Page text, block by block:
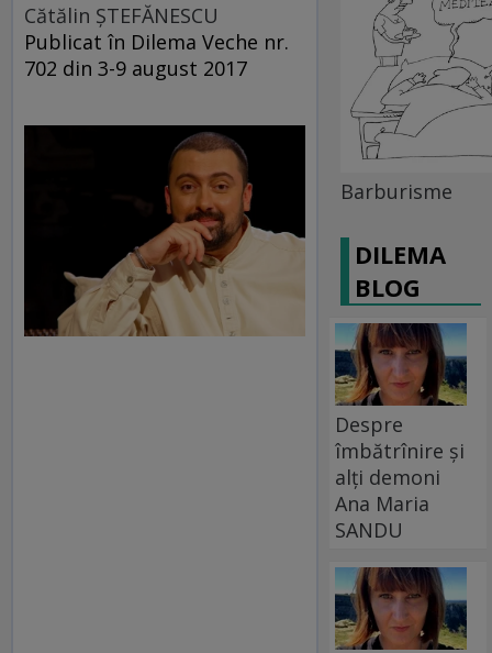
Cătălin ŞTEFĂNESCU
Publicat în Dilema Veche nr.
702 din 3-9 august 2017
Barburisme
DILEMA
BLOG
Despre
îmbătrînire și
alți demoni
Ana Maria
SANDU